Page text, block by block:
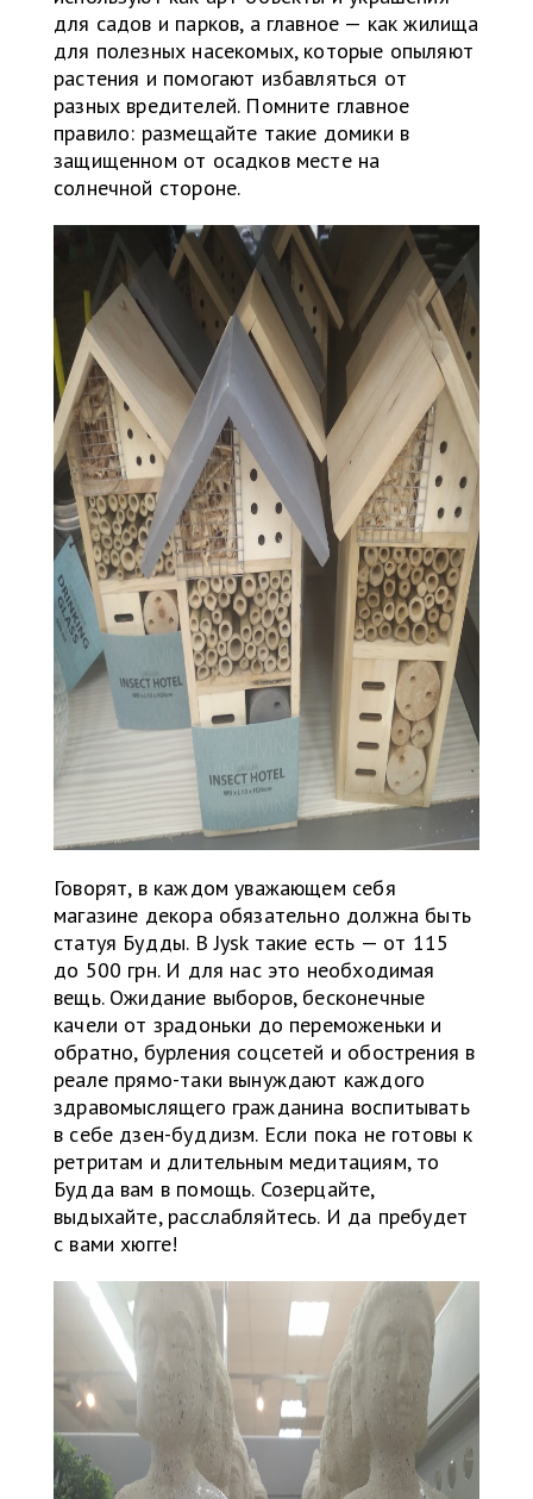
для садов и парков, а главное — как жилища
для полезных насекомых, которые опыляют
растения и помогают избавляться от
разных вредителей. Помните главное
правило: размещайте такие домики в
защищенном от осадков месте на
солнечной стороне.
Говорят, в каждом уважающем себя
магазине декора обязательно должна быть
статуя Будды. В Jysk такие есть — от 115
до 500 грн. И для нас это необходимая
вещь. Ожидание выборов, бесконечные
качели от зрадоньки до переможеньки и
обратно, бурления соцсетей и обострения в
реале прямо-таки вынуждают каждого
здравомыслящего гражданина воспитывать
в себе дзен-буддизм. Если пока не готовы к
ретритам и длительным медитациям, то
Будда вам в помощь. Созерцайте,
выдыхайте, расслабляйтесь. И да пребудет
с вами хюгге!